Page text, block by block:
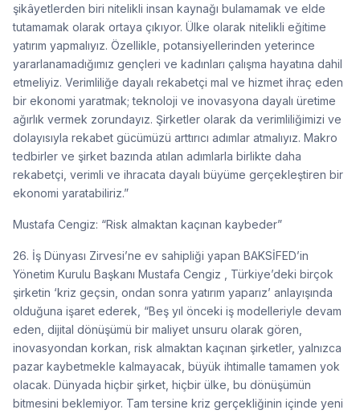
şikâyetlerden biri nitelikli insan kaynağı bulamamak ve elde
tutamamak olarak ortaya çıkıyor. Ülke olarak nitelikli eğitime
yatırım yapmalıyız. Özellikle, potansiyellerinden yeterince
yararlanamadığımız gençleri ve kadınları çalışma hayatına dahil
etmeliyiz. Verimliliğe dayalı rekabetçi mal ve hizmet ihraç eden
bir ekonomi yaratmak; teknoloji ve inovasyona dayalı üretime
ağırlık vermek zorundayız. Şirketler olarak da verimliliğimizi ve
dolayısıyla rekabet gücümüzü arttırıcı adımlar atmalıyız. Makro
tedbirler ve şirket bazında atılan adımlarla birlikte daha
rekabetçi, verimli ve ihracata dayalı büyüme gerçekleştiren bir
ekonomi yaratabiliriz.”
Mustafa Cengiz: “Risk almaktan kaçınan kaybeder”
26. İş Dünyası Zirvesi’ne ev sahipliği yapan BAKSİFED’in
Yönetim Kurulu Başkanı Mustafa Cengiz , Türkiye’deki birçok
şirketin ‘kriz geçsin, ondan sonra yatırım yaparız’ anlayışında
olduğuna işaret ederek, “Beş yıl önceki iş modelleriyle devam
eden, dijital dönüşümü bir maliyet unsuru olarak gören,
inovasyondan korkan, risk almaktan kaçınan şirketler, yalnızca
pazar kaybetmekle kalmayacak, büyük ihtimalle tamamen yok
olacak. Dünyada hiçbir şirket, hiçbir ülke, bu dönüşümün
bitmesini beklemiyor. Tam tersine kriz gerçekliğinin içinde yeni